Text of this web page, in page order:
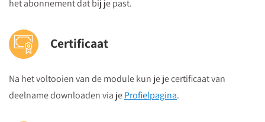
het abonnement dat bij je past.
Certificaat
Na het voltooien van de module kun je je certificaat van
deelname downloaden via jeProfielpagina.